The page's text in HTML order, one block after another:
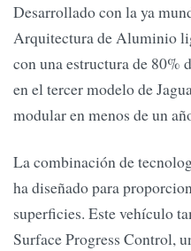
Desarrollado con la ya
Arquitectura de Aluminio
con una estructura de 80%
en el tercer modelo de
modular en menos de un
La combinación de
ha diseñado para
superficies. Este vehículo
Surface Progress Control,